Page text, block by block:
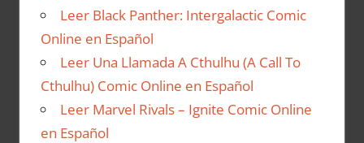
Leer Black Panther: Intergalactic Comic
Online en Español
Leer Una Llamada A Cthulhu (A Call To
Cthulhu) Comic Online en Español
Leer Marvel Rivals – Ignite Comic Online
en Español